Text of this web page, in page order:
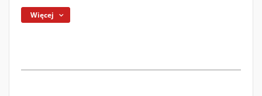
Więcej